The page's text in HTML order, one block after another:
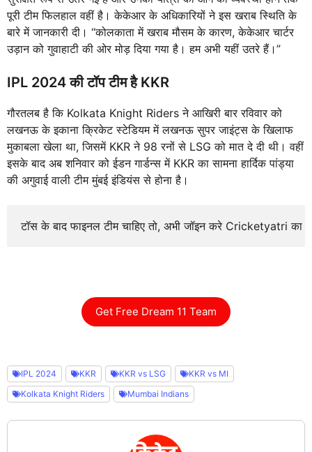
पूरी टीम फिलहाल वहीं है। केकेआर के अधिकारियों ने इस खराब स्थिति के
बारे में जानकारी दी। “कोलकाता में खराब मौसम के कारण, केकेआर चार्टर
उड़ान को गुवाहाटी की ओर मोड़ दिया गया है। हम अभी यहीं उतरे हैं।”
IPL 2024 की टॉप टीम है KKR
गौरतलब है कि Kolkata Knight Riders ने आखिरी बार रविवार को
लखनऊ के इकाना क्रिकेट स्टेडियम में लखनऊ सुपर जाइंट्स के खिलाफ
मुकाबला खेला था, जिसमें KKR ने 98 रनों से LSG को मात दे दी थी। वहीं
इसके बाद अब शनिवार को ईडन गार्डन्स में KKR का सामना हार्दिक पांड्या
की अगुवाई वाली टीम मुंबई इंडियंस से होना है।
टॉस के बाद फाइनल टीम चाहिए तो, अभी जॉइन करे Cricketyatri
Get Free Dream 11 Team
IPL 2024 KKR KKR vs LSG
KKR vs MI
Kolkata Knight Riders
Mumbai Indians